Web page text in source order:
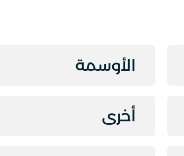
الأوسمة
أخرى